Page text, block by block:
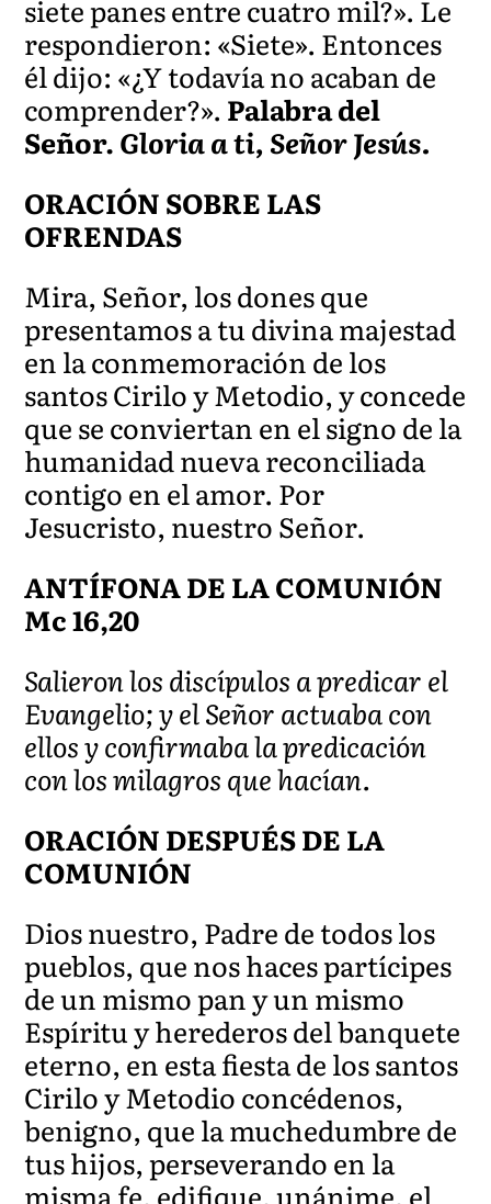
siete panes entre cuatro mil?». Le
respondieron: «Siete». Entonces
él dijo: «¿Y todavía no acaban de
comprender?». Palabra del
Señor.Gloria a ti, Señor Jesús.
ORACIÓN SOBRE LAS
OFRENDAS
Mira, Señor, los dones que
presentamos a tu divina majestad
en la conmemoración de los
santos Cirilo y Metodio, y concede
que se conviertan en el signo de la
humanidad nueva reconciliada
contigo en el amor. Por
Jesucristo, nuestro Señor.
ANTÍFONA DE LA COMUNIÓN
Mc 16,20
Salieron los discípulos a predicar el
Evangelio; y el Señor actuaba con
ellos y confirmaba la predicación
con los milagros que hacían.
ORACIÓN DESPUÉS DE LA
COMUNIÓN
Dios nuestro, Padre de todos los
pueblos, que nos haces partícipes
de un mismo pan y un mismo
Espíritu y herederos del banquete
eterno, en esta fiesta de los santos
Cirilo y Metodio concédenos,
benigno, que la muchedumbre de
tus hijos, perseverando en la
misma fe, edifique, unánime, el